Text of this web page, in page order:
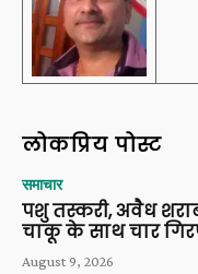
लोकप्रिय पोस्ट
समाचार
पशु तस्करी, अवैध
चाकू के साथ चार
August 9, 2026